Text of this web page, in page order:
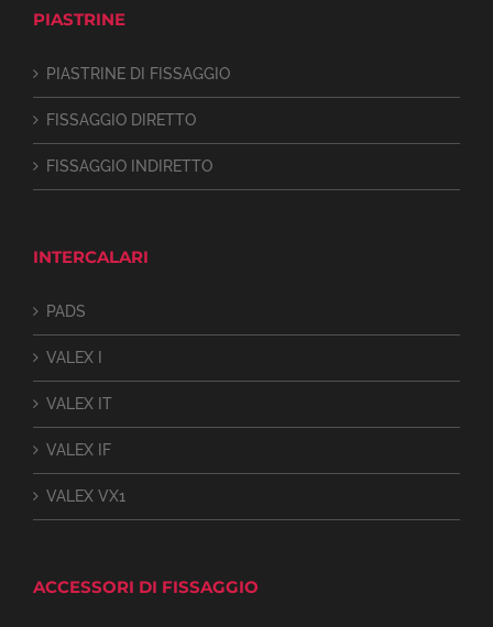
PIASTRINE
PIASTRINE DI FISSAGGIO
FISSAGGIO DIRETTO
FISSAGGIO INDIRETTO
INTERCALARI
PADS
VALEX I
VALEX IT
VALEX IF
VALEX VX1
ACCESSORI DI FISSAGGIO